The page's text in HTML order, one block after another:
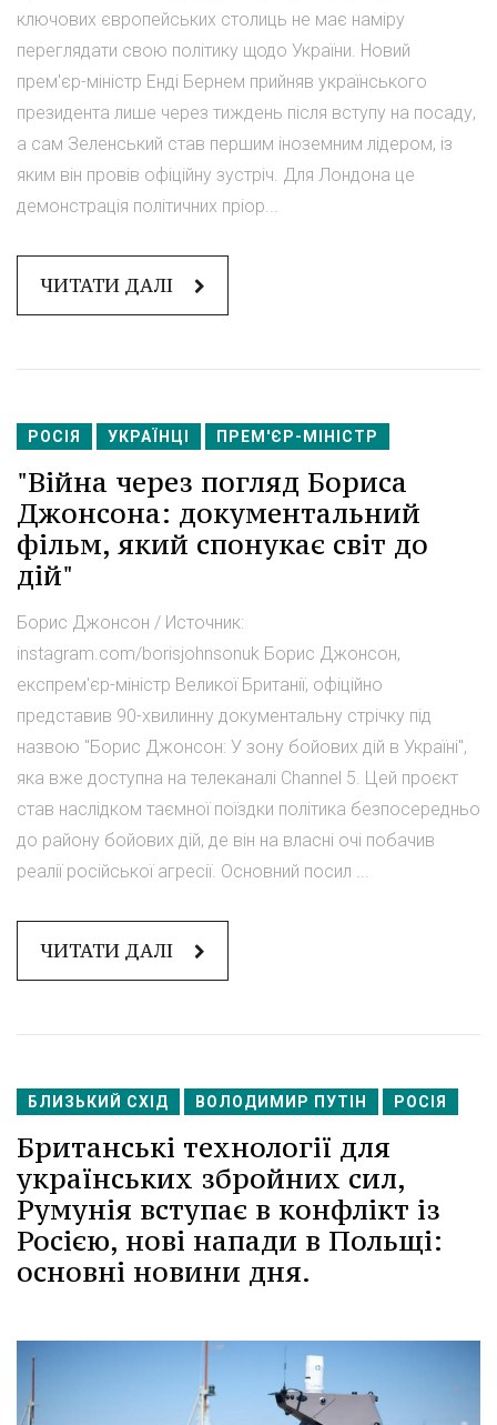
ключових європейських столиць не має наміру
переглядати свою політику щодо України. Новий
прем'єр-міністр Енді Бернем прийняв українського
президента лише через тиждень після вступу на посаду,
а сам Зеленський став першим іноземним лідером, із
яким він провів офіційну зустріч. Для Лондона це
демонстрація політичних пріор...
ЧИТАТИ ДАЛІ
РОСІЯ УКРАЇНЦІ ПРЕМ'ЄР-МІНІСТР
"Війна через погляд Бориса
Джонсона: документальний
фільм, який спонукає світ до
дій"
Борис Джонсон / Источник:
instagram.com/borisjohnsonuk Борис Джонсон,
експрем'єр-міністр Великої Британії, офіційно
представив 90-хвилинну документальну стрічку під
назвою "Борис Джонсон: У зону бойових дій в Україні",
яка вже доступна на телеканалі Channel 5. Цей проєкт
став наслідком таємної поїздки політика безпосередньо
до району бойових дій, де він на власні очі побачив
реалії російської агресії. Основний посил ...
ЧИТАТИ ДАЛІ
БЛИЗЬКИЙ СХІД ВОЛОДИМИР ПУТІН РОСІЯ
Британські технології для
українських збройних сил,
Румунія вступає в конфлікт із
Росією, нові напади в Польщі:
основні новини дня.